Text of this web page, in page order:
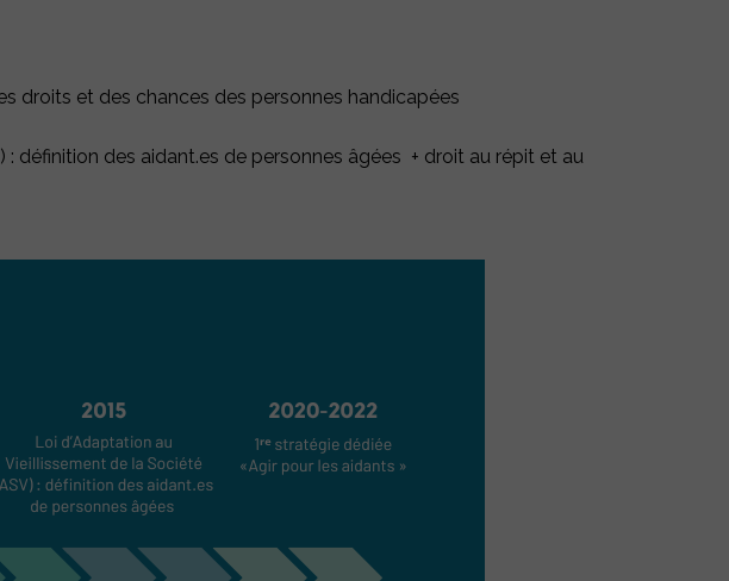
droits et des chances des personnes handicapées
: définition des aidant.es de personnes âgées + droit au répit et au